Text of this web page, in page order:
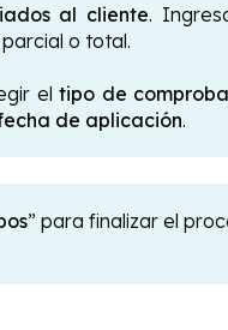
al cliente.
o total.
eltipo de
de aplicación.
” para finalizar el